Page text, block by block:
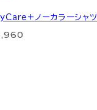
ノーカラーシャツ